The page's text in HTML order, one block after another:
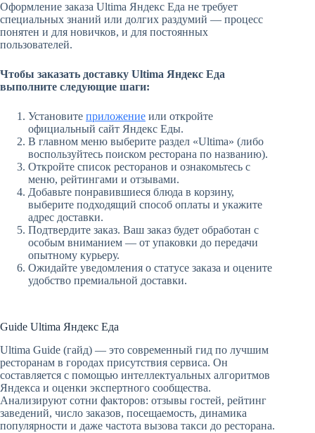
Оформление заказа Ultima Яндекс Еда не требует
специальных знаний или долгих раздумий — процесс
понятен и для новичков, и для постоянных
пользователей.
Чтобы заказать доставку Ultima Яндекс Еда
выполните следующие шаги:
Установите приложение или откройте
официальный сайт Яндекс Еды.
В главном меню выберите раздел «Ultima» (либо
воспользуйтесь поиском ресторана по названию).
Откройте список ресторанов и ознакомьтесь с
меню, рейтингами и отзывами.
Добавьте понравившиеся блюда в корзину,
выберите подходящий способ оплаты и укажите
адрес доставки.
Подтвердите заказ. Ваш заказ будет обработан с
особым вниманием — от упаковки до передачи
опытному курьеру.
Ожидайте уведомления о статусе заказа и оцените
удобство премиальной доставки.
Guide Ultima Яндекс Еда
Ultima Guide (гайд) — это современный гид по лучшим
ресторанам в городах присутствия сервиса. Он
составляется с помощью интеллектуальных алгоритмов
Яндекса и оценки экспертного сообщества.
Анализируют сотни факторов: отзывы гостей, рейтинг
заведений, число заказов, посещаемость, динамика
популярности и даже частота вызова такси до ресторана.